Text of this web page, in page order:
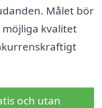
Målet bör
kvalitet
och utan